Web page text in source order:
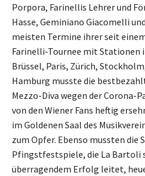
Porpora, Farinellis Lehrer und
Hasse, Geminiano Giacomelli
meisten Termine ihrer seit
Farinelli-Tournee mit Stationen
Brüssel, Paris, Zürich,
Hamburg musste die
Mezzo-Diva wegen der Corona-
von den Wiener Fans heftig
im Goldenen Saal des
zum Opfer. Ebenso mussten die
Pfingstfestspiele, die La Bartoli
überragendem Erfolg leitet,